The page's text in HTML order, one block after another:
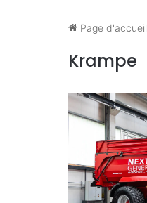
Page d'accueil
Krampe